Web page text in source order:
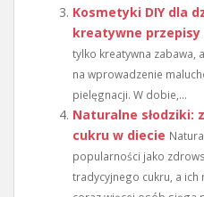
Kosmetyki DIY dla
kreatywne przepisy
tylko kreatywna zabawa,
na wprowadzenie
pielęgnacji. W dobie,...
Naturalne słodziki:
cukru w diecie
popularności jako
tradycyjnego cukru, a